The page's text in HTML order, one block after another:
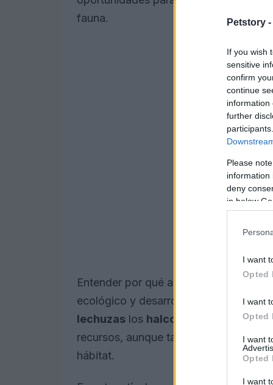
Petstory -
If you wish
sensitive
confirm
continue
information
further
Please
information
deny
in below
I want
Opted
I want
Opted
I want
Opted
I want
fauna.
Entender por qué algunas aves cazan
ecológico y desarrollar estrategias
lechuzas los halcones búhos
recursos, aunque también enfrentan
hábitat.